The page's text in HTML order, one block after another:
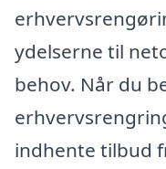
ydelserne til
behov. Når du
indhente tilbud